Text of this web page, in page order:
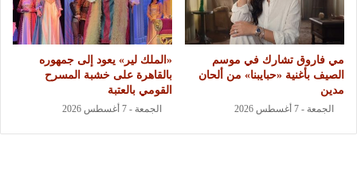
مي فاروق تشارك في موسم
الصيف بأغنية «حبايبنا» من ألحان
مدين
الجمعة - 7 أغسطس 2026
«الملك لير» يعود إلى جمهوره
بالقاهرة على خشبة المسرح
القومي بالعتبة
الجمعة - 7 أغسطس 2026